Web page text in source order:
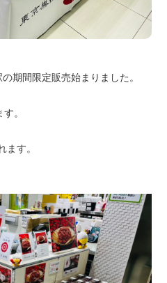
期間限定販売始まりました。
。
ます。